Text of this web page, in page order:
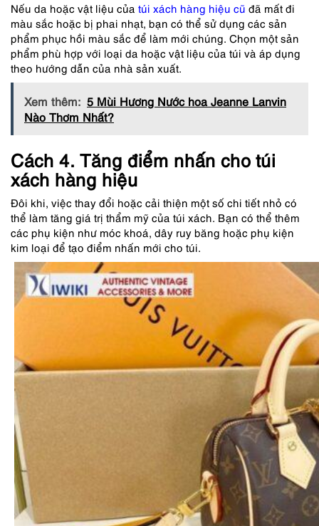
Nếu da hoặc vật liệu của túi xách hàng hiệu cũ đã mất đi
màu sắc hoặc bị phai nhạt, bạn có thể sử dụng các sản
phẩm phục hồi màu sắc để làm mới chúng. Chọn một sản
phẩm phù hợp với loại da hoặc vật liệu của túi và áp dụng
theo hướng dẫn của nhà sản xuất.
Xem thêm: 5 Mùi Hương Nước hoa Jeanne Lanvin
Nào Thơm Nhất?
Cách 4. Tăng điểm nhấn cho túi
xách hàng hiệu
Đôi khi, việc thay đổi hoặc cải thiện một số chi tiết nhỏ có
thể làm tăng giá trị thẩm mỹ của túi xách. Bạn có thể thêm
các phụ kiện như móc khoá, dây ruy băng hoặc phụ kiện
kim loại để tạo điểm nhấn mới cho túi.